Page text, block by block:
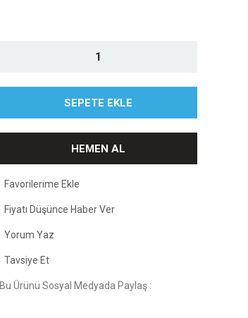
SEPETE EKLE
HEMEN AL
Fiyatı Düşünce Haber Ver
Yorum Yaz
Tavsiye Et
Bu Ürünü Sosyal Medyada Paylaş :